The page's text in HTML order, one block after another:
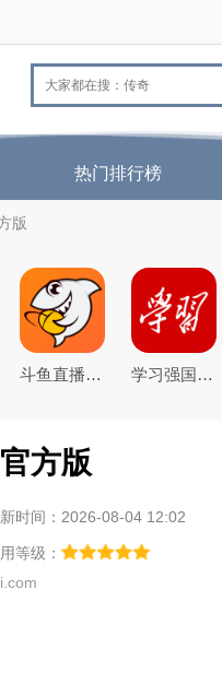
热门排行榜
版
斗鱼直播下载2026官方版 学习强国app手机客户端
方版
时间：2026-08-04 12:02
等级：